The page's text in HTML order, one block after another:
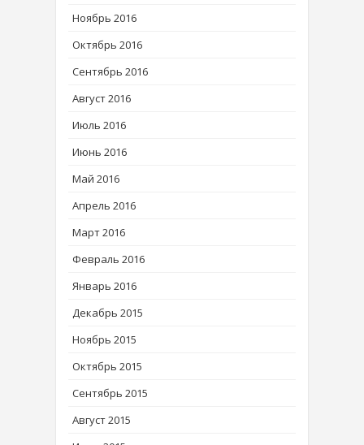
Ноябрь 2016
Октябрь 2016
Сентябрь 2016
Август 2016
Июль 2016
Июнь 2016
Май 2016
Апрель 2016
Март 2016
Февраль 2016
Январь 2016
Декабрь 2015
Ноябрь 2015
Октябрь 2015
Сентябрь 2015
Август 2015